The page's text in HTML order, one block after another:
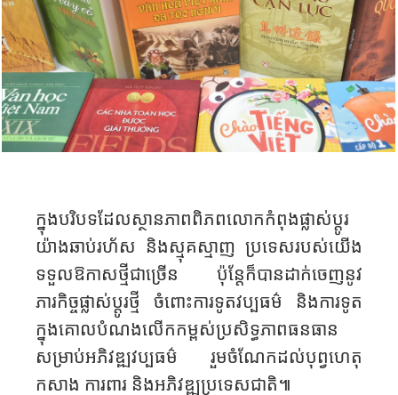
ក្នុងបរិបទដែលស្ថានភាពពិភពលោកកំពុងផ្លាស់ប្តូរ​
យ៉ាងឆាប់រហ័ស និងស្មុគស្មាញ ប្រទេសរបស់យើង
ទទួលឱកាសថ្មីជាច្រើន ប៉ុន្តែក៏បានដាក់ចេញនូវ
ភារកិច្ចផ្លាស់ប្តូរថ្មី ចំពោះការទូតវប្បធម៌ និងការទូត
ក្នុងគោលបំណងលើកកម្ពស់ប្រសិទ្ធភាពធនធាន
សម្រាប់អភិវឌ្ឍវប្បធម៌ រួមចំណែកដល់បុព្វហេតុ
កសាង ការពារ និងអភិវឌ្ឍប្រទេសជាតិ៕